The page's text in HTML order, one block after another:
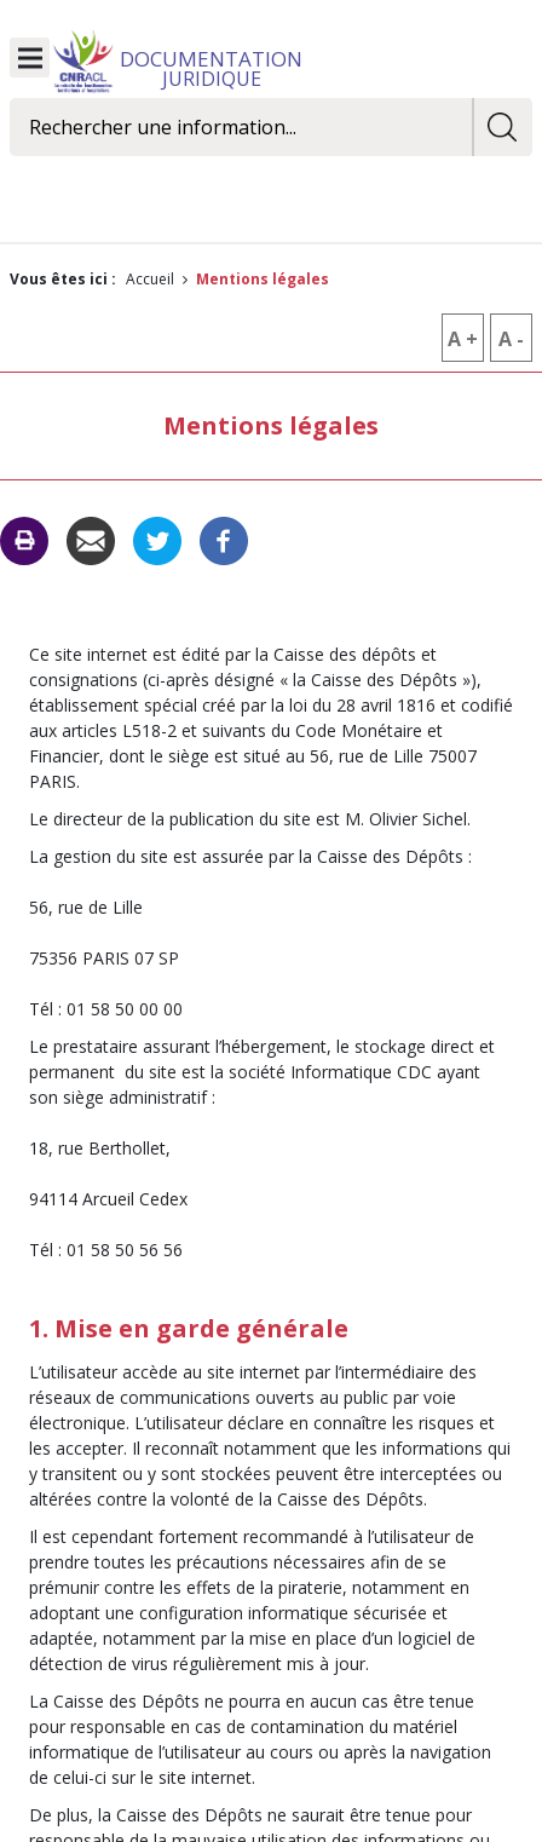
Ouvrir DOCUMENTATION
JURIDIQUE
Vous êtes ici : Accueil Mentions légales
A +
DES
A -
Mentions légales
Ce site internet est édité par la Caisse des dépôts et
consignations (ci-après désigné « la Caisse des Dépôts »),
établissement spécial créé par la loi du 28 avril 1816 et codifié
aux articles L518-2 et suivants du Code Monétaire et
Financier, dont le siège est situé au 56, rue de Lille 75007
PARIS.
Le directeur de la publication du site est M. Olivier Sichel.
La gestion du site est assurée par la Caisse des Dépôts :
56, rue de Lille
75356 PARIS 07 SP
Tél : 01 58 50 00 00
Le prestataire assurant l’hébergement, le stockage direct et
permanent du site est la société Informatique CDC ayant
son siège administratif :
18, rue Berthollet,
94114 Arcueil Cedex
Tél : 01 58 50 56 56
1. Mise en garde générale
L’utilisateur accède au site internet par l’intermédiaire des
réseaux de communications ouverts au public par voie
électronique. L’utilisateur déclare en connaître les risques et
les accepter. Il reconnaît notamment que les informations qui
y transitent ou y sont stockées peuvent être interceptées ou
altérées contre la volonté de la Caisse des Dépôts.
Il est cependant fortement recommandé à l’utilisateur de
prendre toutes les précautions nécessaires afin de se
prémunir contre les effets de la piraterie, notamment en
adoptant une configuration informatique sécurisée et
adaptée, notamment par la mise en place d’un logiciel de
détection de virus régulièrement mis à jour.
La Caisse des Dépôts ne pourra en aucun cas être tenue
pour responsable en cas de contamination du matériel
informatique de l’utilisateur au cours ou après la navigation
de celui-ci sur le site internet.
De plus, la Caisse des Dépôts ne saurait être tenue pour